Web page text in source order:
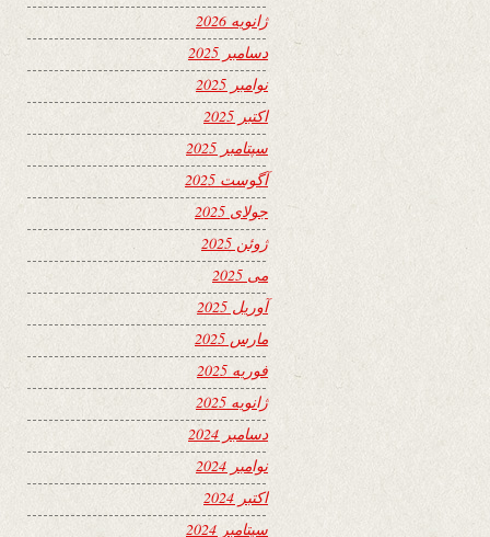
ژانویه 2026
دسامبر 2025
نوامبر 2025
اکتبر 2025
سپتامبر 2025
آگوست 2025
جولای 2025
ژوئن 2025
می 2025
آوریل 2025
مارس 2025
فوریه 2025
ژانویه 2025
دسامبر 2024
نوامبر 2024
اکتبر 2024
سپتامبر 2024